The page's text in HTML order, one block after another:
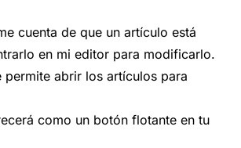
cuenta de que un artículo está
en mi editor para modificarlo.
permite abrir los artículos para
como un botón flotante en tu